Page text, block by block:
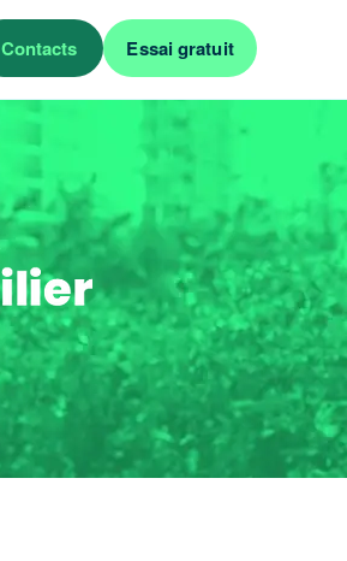
Contacts Essai gratuit